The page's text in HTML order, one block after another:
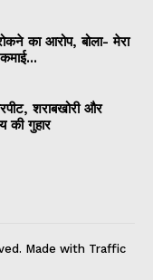
का आरोप, बोला- मेरा
शराबखोरी और
की गुहार
Made with Traffic